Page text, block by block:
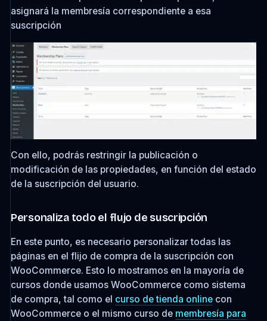
asignará la membresía correspondiente a esa
suscripción
Con ello, podrás restringir la publicación o
modificación de las propiedades, en función del estado
de la suscripción del usuario.
Personaliza todo el flujo de suscripción
En este punto, es necesario personalizar todas las
páginas en el flijo de compra de la suscripción con
WooCommerce. Esto lo mostramos en la mayoría de
cursos donde usamos WooCommerce como sistema
de compra, tal como el curso de tienda onlinecon
WooCommerce o el mismo curso de membresía para